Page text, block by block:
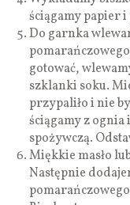
ściągamy papier
Do garnka
gotować,
szklanki soku.
przypaliło i nie
ściągamy z
spożywczą.
Miękkie masło
Następnie